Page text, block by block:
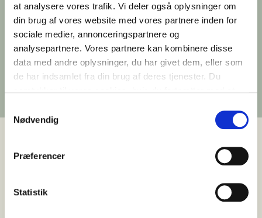
at analysere vores trafik. Vi deler også oplysninger om
din brug af vores website med vores partnere inden for
sociale medier, annonceringspartnere og
analysepartnere. Vores partnere kan kombinere disse
data med andre oplysninger, du har givet dem, eller som
de har indsamlet fra din brug af deres tjenester. Du
Nødvendig
Præferencer
Statistik
Når du lejer erhvervslokaler hos
Ejendomsselskabet Olav de Linde, indgår du i
et samarbejde, der rækker ud over selve
indflytningen. Vi arbejder med fleksible
løsninger og langsigtede relationer med
udgangspunkt i både bygningen og din
Vores udlejningsproces begynder med en dialog
om virksomheden, dens behov og mulighederne
i det konkrete lejemål.